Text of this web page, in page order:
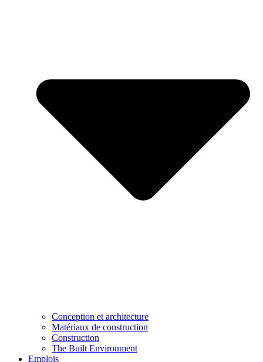
Conception et architecture
Matériaux de construction
Construction
The Built Environment
Emplois